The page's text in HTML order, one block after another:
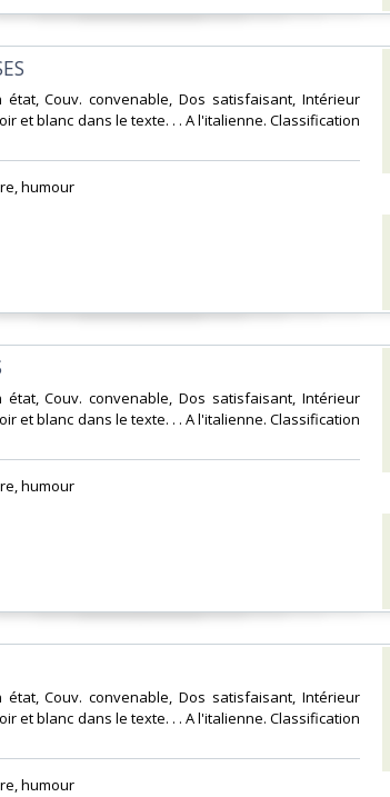
état, Couv. convenable, Dos satisfaisant, Intérieur
et blanc dans le texte. . . A l'italienne. Classification
humour‎
état, Couv. convenable, Dos satisfaisant, Intérieur
et blanc dans le texte. . . A l'italienne. Classification
humour‎
état, Couv. convenable, Dos satisfaisant, Intérieur
et blanc dans le texte. . . A l'italienne. Classification
humour‎